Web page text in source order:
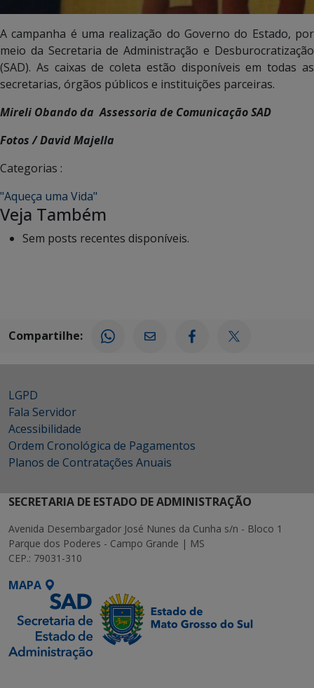
A campanha é uma realização do Governo do Estado, por
meio da Secretaria de Administração e Desburocratização
(SAD). As caixas de coleta estão disponíveis em todas as
secretarias, órgãos públicos e instituições parceiras.
Mireli Obando da Assessoria de Comunicação SAD
Fotos / David Majella
Categorias :
"Aqueça uma Vida"
Veja Também
Sem posts recentes disponíveis.
Compartilhe:
LGPD
Fala Servidor
Acessibilidade
Ordem Cronológica de Pagamentos
Planos de Contratações Anuais
SECRETARIA DE ESTADO DE ADMINISTRAÇÃO
Avenida Desembargador José Nunes da Cunha s/n - Bloco 1
Parque dos Poderes - Campo Grande | MS
CEP.: 79031-310
MAPA